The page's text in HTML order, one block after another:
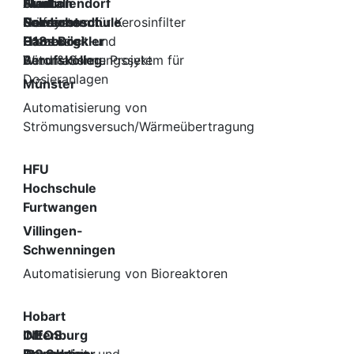
Aviation
Stadtallendorf
Prüfsystem für Kerosinfilter
Fluid
Solutions
Norderstedt
Prozessleit-und
Automatisierungssytem für
Dosieranlagen
Gewerbeschule
G18
Hamburg
Wind & Sonne Projekt
Hans Böckler
Berufskolleg
Münster
Automatisierung von
Strömungsversuch/Wärmeübertragung
HFU
Hochschule
Furtwangen
Villingen-
Schwenningen
Automatisierung von Bioreaktoren
Hobart
Offenburg
INEOS